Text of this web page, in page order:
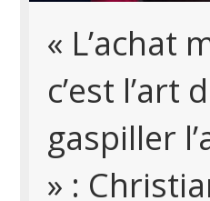
« L’achat
c’est l’art
gaspiller
» :